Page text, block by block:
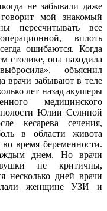
не забывали даже
мой знакомый
пересчитывать все
вплоть
ошибаются. Когда
столике, она находила
– объяснил
врачи забывают в теле
лет назад акушеры
медицинского
Юлии Селиной
кесарева сечения,
в области живота
время беременности.
днем. Но врачи
не критичны,
дней врачи
женщине УЗИ и